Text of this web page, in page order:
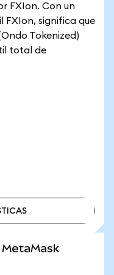
FXIon. Con un
FXIon, significa que
Tokenized)
total de